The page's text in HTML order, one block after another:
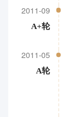
2011-09
A+轮
2011-05
A轮